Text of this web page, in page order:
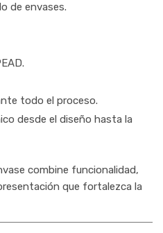
de envases.
todo el proceso.
desde el diseño hasta la
combine funcionalidad,
que fortalezca la